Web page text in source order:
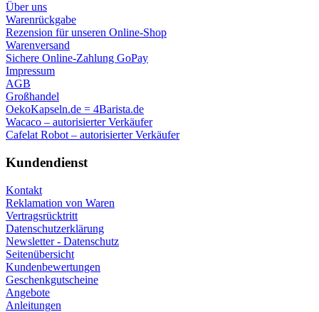
Über uns
Warenrückgabe
Rezension für unseren Online-Shop
Warenversand
Sichere Online-Zahlung GoPay
Impressum
AGB
Großhandel
OekoKapseln.de = 4Barista.de
Wacaco – autorisierter Verkäufer
Cafelat Robot – autorisierter Verkäufer
Kundendienst
Kontakt
Reklamation von Waren
Vertragsrücktritt
Datenschutzerklärung
Newsletter - Datenschutz
Seitenübersicht
Kundenbewertungen
Geschenkgutscheine
Angebote
Anleitungen